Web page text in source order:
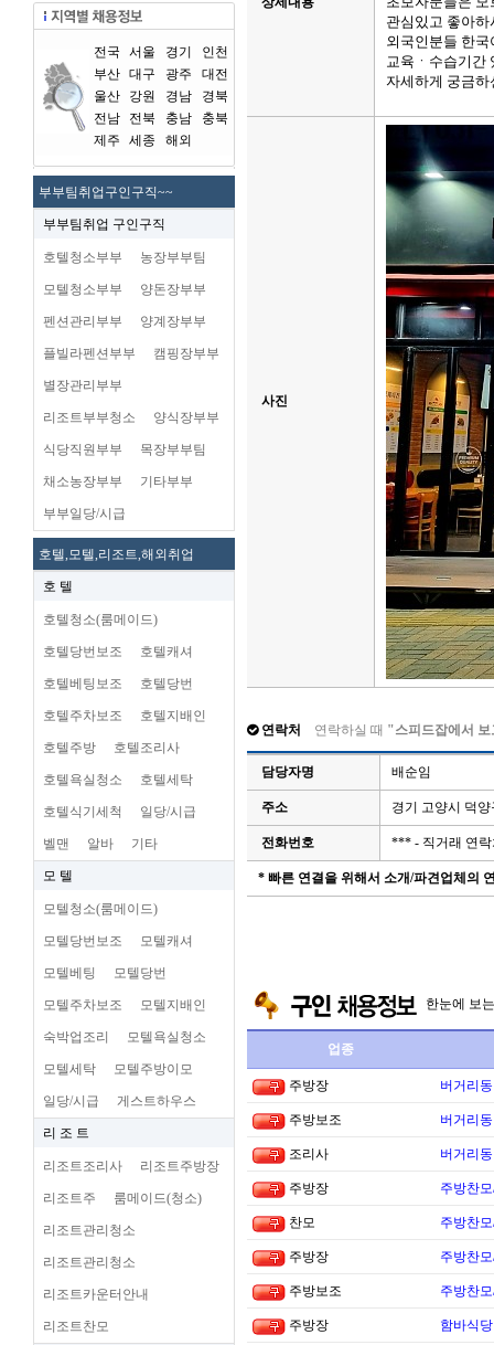
전국 서울 경기
인천
부산 대구 광주
대전
울산
강원 경남
경북
전남
전북 충남
충북
제주
세종 해외
부부팀취업구인구직~~
부부팀취업 구인구직
호텔청소부부 농장부부팀
모텔청소부부 양돈장부부
펜션관리부부 양계장부부
플빌라펜션부부 캠핑장부부
별장관리부부
리조트부부청소 양식장부부
식당직원부부 목장부부팀
채소농장부부 기타부부
부부일당/시급
호텔,모텔,리조트,해외취업
호 텔
호텔청소(룸메이드)
호텔당번보조 호텔캐셔
호텔베팅보조 호텔당번
호텔주차보조 호텔지배인
호텔주방 호텔조리사
호텔욕실청소 호텔세탁
호텔식기세척 일당/시급
벨맨 알바 기타
모 텔
모텔청소(룸메이드)
모텔당번보조 모텔캐셔
모텔베팅 모텔당번
모텔주차보조 모텔지배인
숙박업조리 모텔욕실청소
모텔세탁 모텔주방이모
일당/시급 게스트하우스
리 조 트
리조트조리사 리조트주방장
리조트주 룸메이드(청소)
리조트관리청소
리조트관리청소
리조트카운터안내
리조트찬모
관심있고 좋아
외국인분들 한
교육ㆍ수습기간
자세하게 궁금
사진
연락처 연락하실 때 "스피드잡에서
담당자명 배순임
주소 경기 고양시 덕
전화번호 *** - 직거래 연
* 빠른 연결을 위해서 소개/파견업체의
한눈에 보
업종
주방장 버거리
주방보조 버거리
조리사 버거리
주방장 주방찬
찬모 주방찬
주방장 주방찬
주방보조 주방찬
주방장 함바식